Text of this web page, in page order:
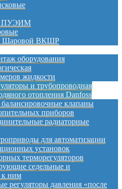
ПУЭИМ
Шаровой ВКШР
оборудования
жидкости
и трубопроводная
отопления Danfoss
клапаны
приборов
радиаторные
для автоматизации
установок
терморегуляторов
седельные и
к ним
регуляторы давления «после